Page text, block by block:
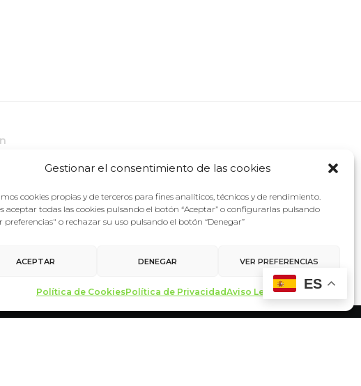
Gestionar el consentimiento de las cookies
cookies propias y de terceros para fines analíticos, técnicos y de rendimiento.
aceptar todas las cookies pulsando el botón “Aceptar” o configurarlas pulsando
preferencias" o rechazar su uso pulsando el botón “Denegar”
ACEPTAR DENEGAR VER PREFERENCIAS
Política de CookiesPolítica de PrivacidadAviso Legal
ES